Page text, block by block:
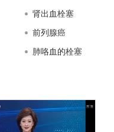
肾出血栓塞
前列腺癌
肺咯血的栓塞